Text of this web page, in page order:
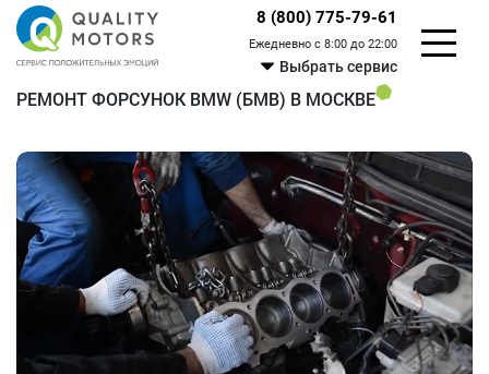
8 (800) 775-79-61
Ежедневно с 8:00 до 22:00
Выбрать сервис
РЕМОНТ ФОРСУНОК BMW (БМВ) В МОСКВЕ